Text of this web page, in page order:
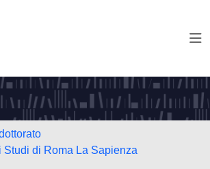
Studi di Roma La Sapienza